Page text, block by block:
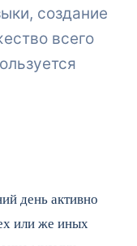
создание
всего
день активно
или же иных